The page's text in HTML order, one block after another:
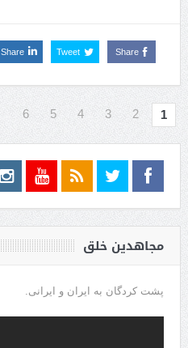
Share
Tweet
Share
1
2
3
4
5
6
مجاهدین خلق
پشت کردگان به ایران و ایرانی.